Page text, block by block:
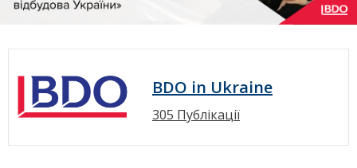
BDO in Ukraine
305 Публікації